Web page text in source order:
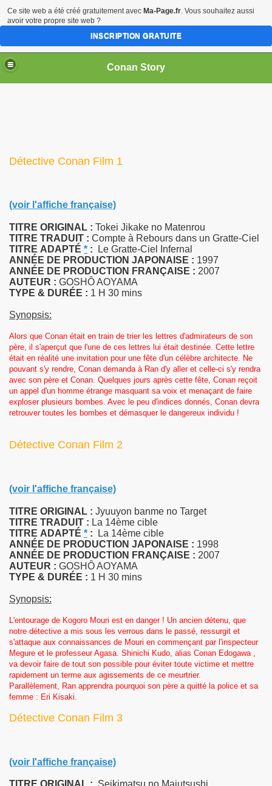
Conan Story
Détective Conan Film 1
(voir l'affiche française)
TITRE ORIGINAL : Tokei Jikake no Matenrou
TITRE TRADUIT : Compte à Rebours dans un Gratte-Ciel
TITRE ADAPTÉ * :
Le Gratte-Ciel Infernal
ANNÉE DE PRODUCTION JAPONAISE : 1997
ANNÉE DE PRODUCTION FRANÇAISE : 2007
AUTEUR : GOSHÔ AOYAMA
TYPE & DURÉE : 1 H 30 mins
Synopsis:
Alors que Conan était en train de trier les lettres d'admirateurs de son
père, il s'aperçut que l'une de ces lettres lui était destinée. Cette lettre
était en réalité une invitation pour une fête d'un célèbre architecte. Ne
pouvant s'y rendre, Conan demanda à Ran d'y aller et celle-ci s'y rendra
avec son père et Conan. Quelques jours après cette fête, Conan reçoit
un appel d'un homme étrange masquant sa voix et menaçant de faire
exploser plusieurs bombes. Avec le peu d'indices donnés, Conan devra
retrouver toutes les bombes et démasquer le dangereux individu !
Détective Conan Film 2
(voir l'affiche française)
TITRE ORIGINAL : Jyuuyon banme no Target
TITRE TRADUIT : La 14ème cible
TITRE ADAPTÉ * :
La 14ème cible
ANNÉE DE PRODUCTION JAPONAISE : 1998
ANNÉE DE PRODUCTION FRANÇAISE : 2007
AUTEUR : GOSHÔ AOYAMA
TYPE & DURÉE : 1 H 30 mins
Synopsis:
L'entourage de Kogoro Mouri est en danger ! Un ancien détenu, que
notre détective a mis sous les verrous dans le passé, ressurgit et
s'attaque aux connaissances de Mouri en commençant par l'inspecteur
Megure et le professeur Agasa. Shinichi Kudo, alias Conan Edogawa ,
va devoir faire de tout son possible pour éviter toute victime et mettre
rapidement un terme aux agissements de ce meurtrier.
Parallèlement, Ran apprendra pourquoi son père a quitté la police et sa
femme : Eri Kisaki.
Détective Conan Film 3
(voir l'affiche française)
Ce site web a été créé gratuitement avec Ma-Page.fr. Vous souhaitez aussi
avoir votre propre site web ?
INSCRIPTION GRATUITE